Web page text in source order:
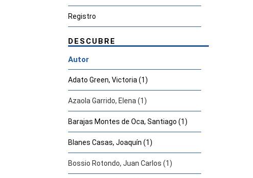
Registro
DESCUBRE
Autor
Adato Green, Victoria (1)
Azaola Garrido, Elena (1)
Barajas Montes de Oca, Santiago (1)
Blanes Casas, Joaquín (1)
Bossio Rotondo, Juan Carlos (1)